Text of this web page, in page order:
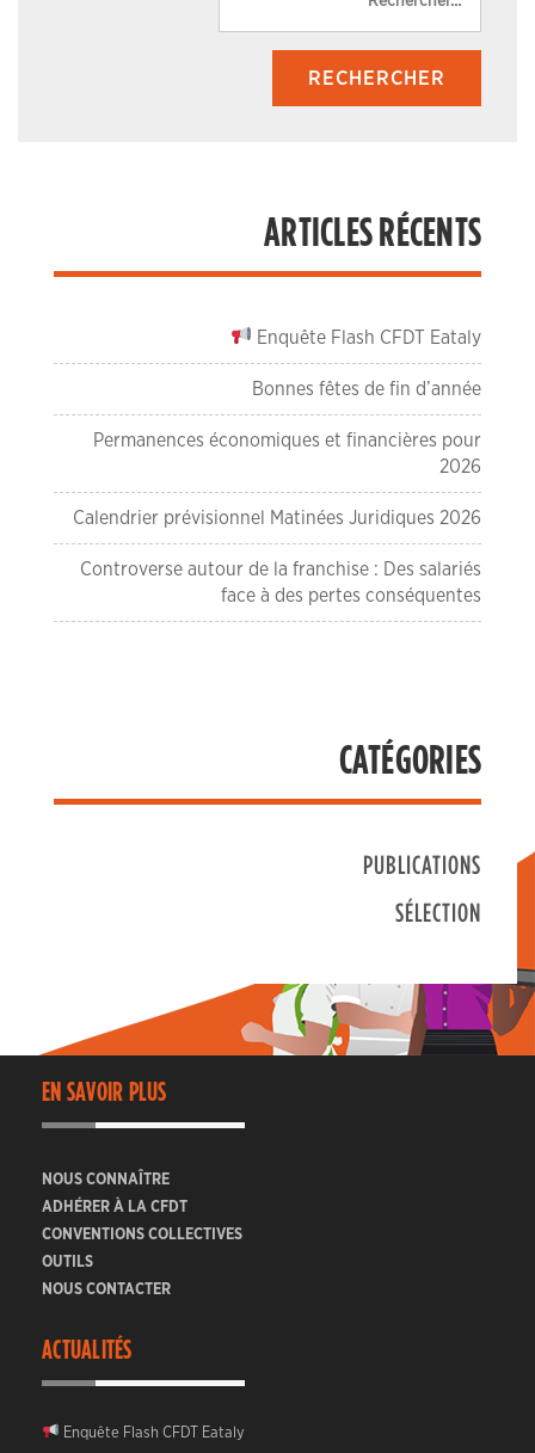
ARTICLES RÉCENTS
Enquête Flash CFDT Eataly
Bonnes fêtes de fin d’année
Permanences économiques et financières pour
2026
Calendrier prévisionnel Matinées Juridiques 2026
Controverse autour de la franchise : Des salariés
face à des pertes conséquentes
CATÉGORIES
PUBLICATIONS
SÉLECTION
EN SAVOIR PLUS
NOUS CONNAÎTRE
ADHÉRER À LA CFDT
CONVENTIONS COLLECTIVES
OUTILS
NOUS CONTACTER
ACTUALITÉS
Enquête Flash CFDT Eataly